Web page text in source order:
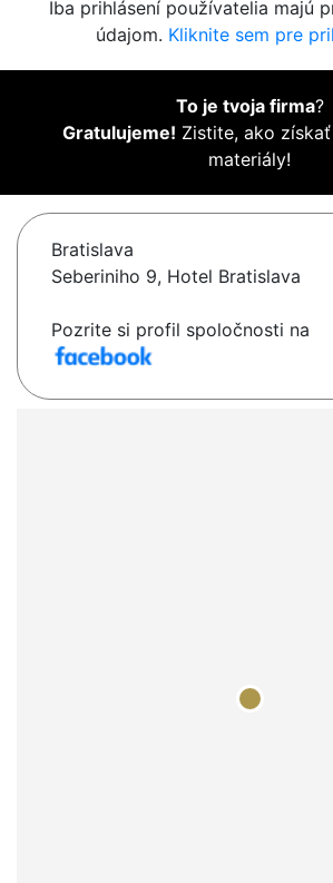
Iba prihlásení používatelia majú
údajom. Kliknite sem pre
To je tvoja firma?
Gratulujeme! Zistite, ako
materiály!
Bratislava
Seberiniho 9, Hotel Bratislava
Pozrite si profil spoločnosti na